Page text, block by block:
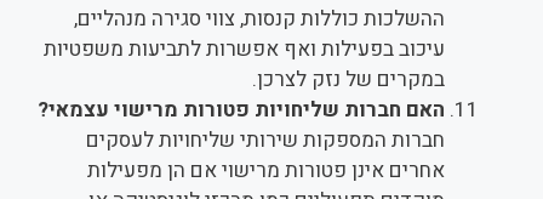
ההשלכות כוללות קנסות, צווי סגירה מנהליים,
עיכוב בפעילות ואף אפשרות לתביעות משפטיות
במקרים של נזק לצרכן.
האם חברות שליחויות פטורות מרישוי עצמאי?
חברות המספקות שירותי שליחויות לעסקים
אחרים אינן פטורות מרישוי אם הן מפעילות